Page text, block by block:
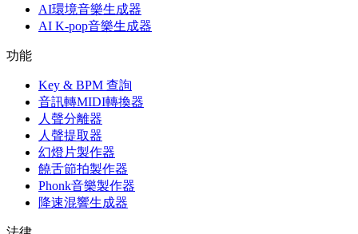
AI環境音樂生成器
AI K-pop音樂生成器
功能
Key & BPM 查詢
音訊轉MIDI轉換器
人聲分離器
人聲提取器
幻燈片製作器
饒舌節拍製作器
Phonk音樂製作器
降速混響生成器